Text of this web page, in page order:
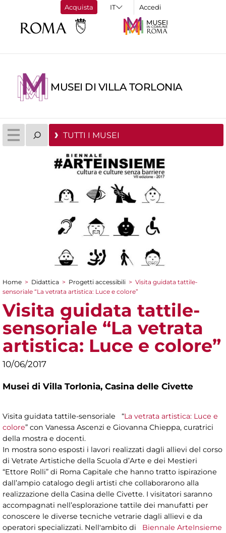
Acquista Accedi
MUSEI DI VILLA TORLONIA
TUTTI I MUSEI
Tu sei qui
Home > Didattica > Progetti accessibili > Visita guidata tattile-
sensoriale “La vetrata artistica: Luce e colore”
Visita guidata tattile-
sensoriale “La vetrata
artistica: Luce e colore”
10/06/2017
Musei di Villa Torlonia, Casina delle Civette
Visita guidata tattile-sensoriale “La vetrata artistica: Luce e
colore” con Vanessa Ascenzi e Giovanna Chieppa, curatrici
della mostra e docenti.
In mostra sono esposti i lavori realizzati dagli allievi del corso
di Vetrate Artistiche della Scuola d’Arte e dei Mestieri
“Ettore Rolli” di Roma Capitale che hanno tratto ispirazione
dall’ampio catalogo degli artisti che collaborarono alla
realizzazione della Casina delle Civette. I visitatori saranno
accompagnati nell’esplorazione tattile dei manufatti per
conoscere le diverse tecniche vetrarie dagli allievi e da
operatori specializzati. Nell'ambito di Biennale ArteInsieme